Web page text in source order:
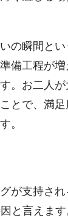
の瞬間と
備工程が増
。お二人
とで、満
。
が支持され
と言えま